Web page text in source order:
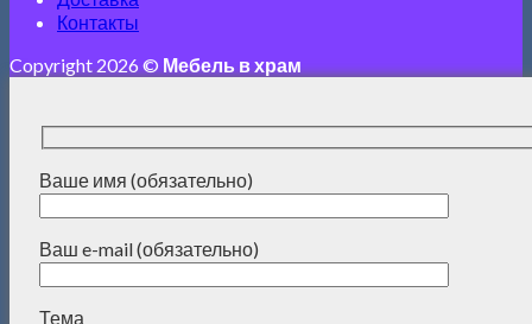
Контакты
Copyright 2026 ©Мебель в храм
Ваше имя (обязательно)
Ваш e-mail (обязательно)
Тема